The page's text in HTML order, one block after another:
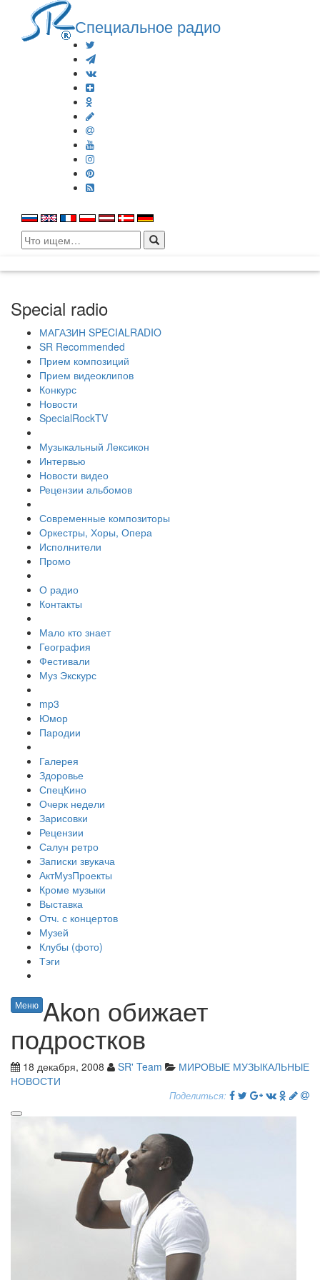
Специальное радио
Search
for:
Special radio
МАГАЗИН SPECIALRADIO
SR Recommended
Прием композиций
Прием видеоклипов
Конкурс
Новости
SpecialRockTV
Музыкальный Лексикон
Интервью
Новости видео
Рецензии альбомов
Современные композиторы
Оркестры, Хоры, Опера
Исполнители
Промо
О радио
Контакты
Мало кто знает
География
Фестивали
Муз Экскурс
mp3
Юмор
Пародии
Галерея
Здоровье
СпецКино
Очерк недели
Зарисовки
Рецензии
Салун ретро
Записки звукача
АктМузПроекты
Кроме музыки
Выставка
Отч. с концертов
Музей
Клубы (фото)
Тэги
Меню Akon обижает
подростков
18 декабря, 2008 SR' Team
МИРОВЫЕ МУЗЫКАЛЬНЫЕ
НОВОСТИ
Поделиться: